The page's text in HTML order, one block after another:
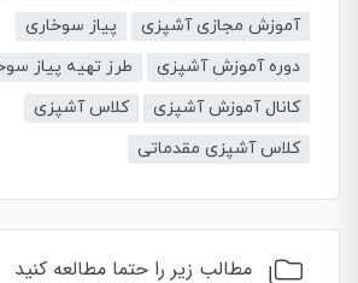
آموزش مجازی آشپزی
پیاز سوخاری
دوره آموزش آشپزی
طرز تهیه پیاز
کانال آموزش آشپزی
کلاس آشپزی
کلاس آشپزی مقدماتی
مطالب زیر را حتما مطالعه کنید